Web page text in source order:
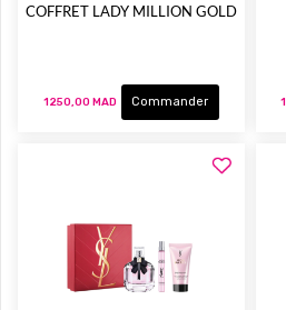
COFFRET LADY MILLION GOLD
1 250,00 MAD Commander